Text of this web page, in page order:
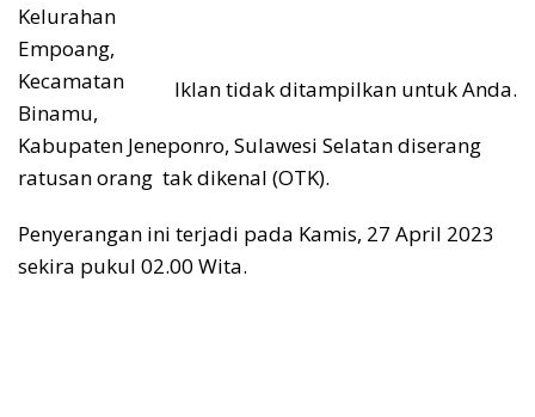
Iklan tidak ditampilkan untuk Anda.
Kelurahan
Empoang,
Kecamatan
Binamu,
Kabupaten Jeneponro, Sulawesi Selatan diserang
ratusan orang tak dikenal (OTK).
Penyerangan ini terjadi pada Kamis, 27 April 2023
sekira pukul 02.00 Wita.